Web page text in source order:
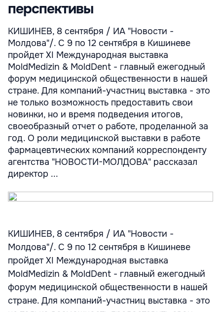
перспективы
КИШИНЕВ, 8 сентября / ИА "Новости -
Молдова"/. С 9 по 12 сентября в Кишиневе
пройдет XI Международная выставка
MoldMedizin & MoldDent - главный ежегодный
форум медицинской общественности в нашей
стране. Для компаний-участниц выставка - это
не только возможность предоставить свои
новинки, но и время подведения итогов,
своеобразный отчет о работе, проделанной за
год. О роли медицинской выставки в работе
фармацевтических компаний корреспонденту
агентства "НОВОСТИ-МОЛДОВА" рассказал
директор ...
КИШИНЕВ, 8 сентября / ИА "Новости -
Молдова"/. С 9 по 12 сентября в Кишиневе
пройдет XI Международная выставка
MoldMedizin & MoldDent - главный ежегодный
форум медицинской общественности в нашей
стране. Для компаний-участниц выставка - это